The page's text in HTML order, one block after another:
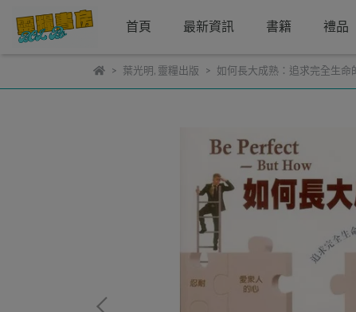
首頁 最新資訊 書籍 禮品
葉光明, 靈糧出版 如何長大成熟：追求完全生命